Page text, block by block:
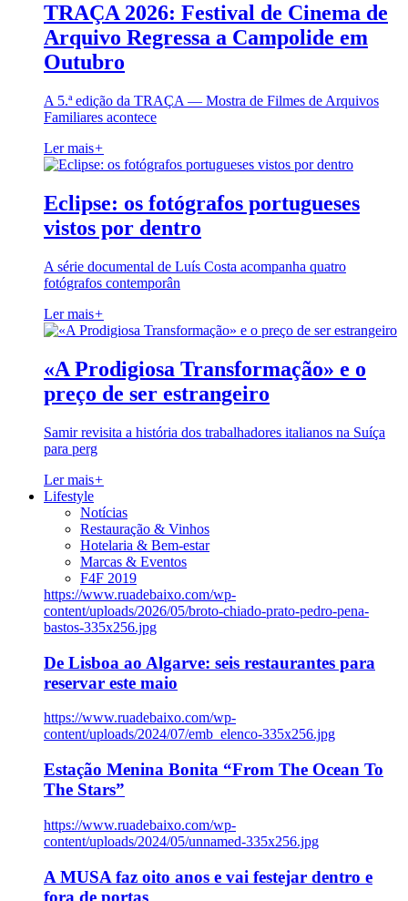
TRAÇA 2026: Festival de Cinema de
Arquivo Regressa a Campolide em
Outubro
A 5.ª edição da TRAÇA — Mostra de Filmes de Arquivos
Familiares acontece
Ler mais+
Eclipse: os fotógrafos portugueses
vistos por dentro
A série documental de Luís Costa acompanha quatro
fotógrafos contemporân
Ler mais+
«A Prodigiosa Transformação» e o
preço de ser estrangeiro
Samir revisita a história dos trabalhadores italianos na Suíça
para perg
Ler mais+
Lifestyle
Notícias
Restauração & Vinhos
Hotelaria & Bem-estar
Marcas & Eventos
F4F 2019
https://www.ruadebaixo.com/wp-
content/uploads/2026/05/broto-chiado-prato-pedro-pena-
bastos-335x256.jpg
De Lisboa ao Algarve: seis restaurantes para
reservar este maio
https://www.ruadebaixo.com/wp-
content/uploads/2024/07/emb_elenco-335x256.jpg
Estação Menina Bonita “From The Ocean To
The Stars”
https://www.ruadebaixo.com/wp-
content/uploads/2024/05/unnamed-335x256.jpg
A MUSA faz oito anos e vai festejar dentro e
fora de portas